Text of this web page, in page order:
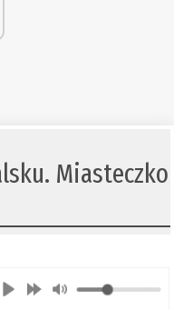
Miasteczko